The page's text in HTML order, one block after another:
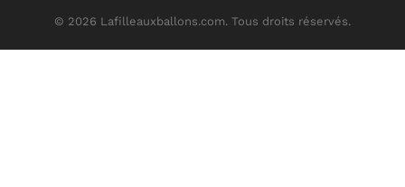
© 2026 Lafilleauxballons.com. Tous droits réservés.